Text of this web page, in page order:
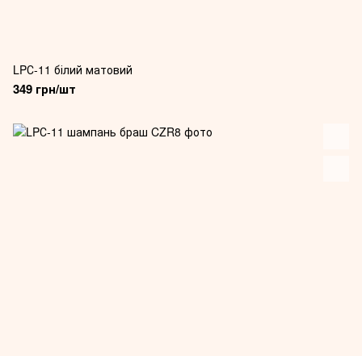
LPС-11 білий матовий
349 грн/шт